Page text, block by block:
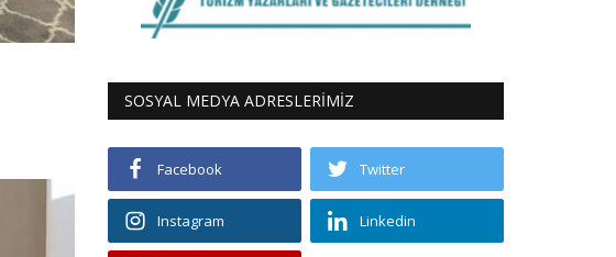
SOSYAL MEDYA ADRESLERİMİZ
Facebook Twitter
Instagram Linkedin